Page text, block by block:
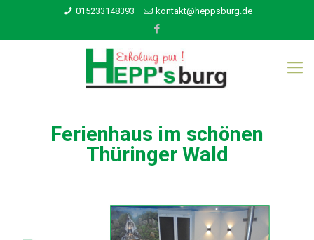
015233148393 kontakt@heppsburg.de
Ferienhaus im schönen
Thüringer Wald